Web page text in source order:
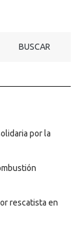
BUSCAR
por la
rescatista en